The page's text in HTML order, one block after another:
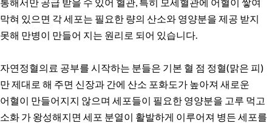
막혀 있으면 각 세포는 필요한 량의 산소와 영양분을 제공 받지
못해 만병이 만들어 지는 원리로 되어 있습니다.
자연정혈의료 공부를 시작하는 분들은 기본 혈 점 정혈(맑은 피)
만 제대로 해 주면 신장과 간에 산소 포화도가 높아져 새로운
어혈이 만들어지지 않으며 세포들이 필요한 영양분을 고루 먹고
소화 가 왕성해지면 세포 분열이 활발하게 이루어져 병든 세포를